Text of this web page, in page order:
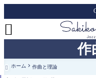
作

 ホーム 作曲と理論